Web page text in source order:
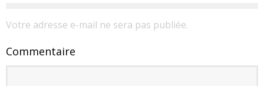
Votre adresse e-mail ne sera pas publiée.
Commentaire